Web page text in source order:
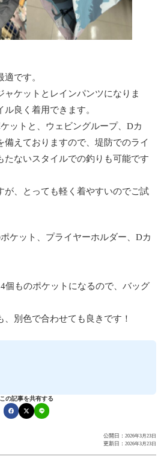
です。
ャケットとレインパンツになりま
良く着用できます。
ットと、ウェビングループ、Dカ
備えておりますので、堤防でのライ
たないスタイルでの釣りも可能です
が、とっても軽く着やすいのでご試
ケット、プライヤーホルダー、Dカ
個ものポケットになるので、バッグ
、別色で合わせても良きです！
この記事を共有する
公開日： 2026年3月23日
更新日： 2026年3月23日